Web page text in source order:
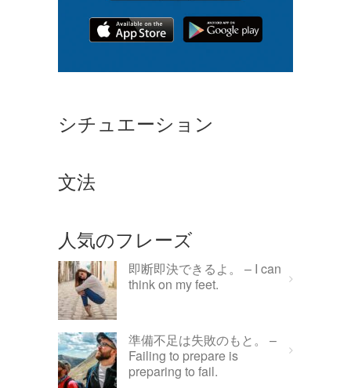
シチュエーション
文法
人気のフレーズ
即断即決できるよ。 – I can
think on my feet.
準備不足は失敗のもと。 –
Failing to prepare is
preparing to fail.